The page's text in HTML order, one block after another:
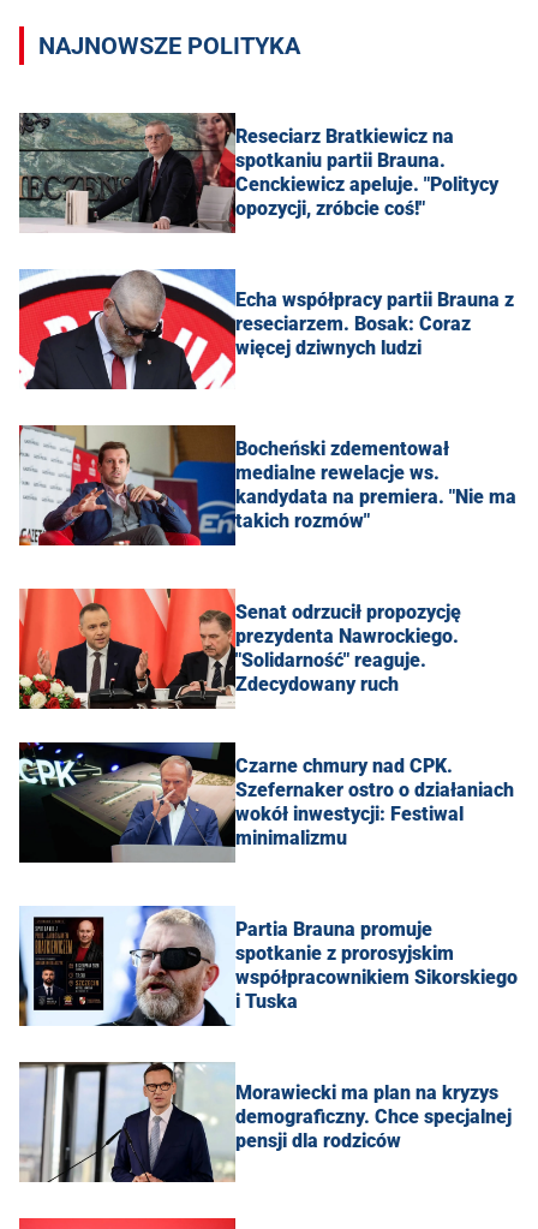
NAJNOWSZE POLITYKA
Reseciarz Bratkiewicz na
spotkaniu partii Brauna.
Cenckiewicz apeluje. "Politycy
opozycji, zróbcie coś!"
Echa współpracy partii Brauna z
reseciarzem. Bosak: Coraz
więcej dziwnych ludzi
Bocheński zdementował
medialne rewelacje ws.
kandydata na premiera. "Nie ma
takich rozmów"
Senat odrzucił propozycję
prezydenta Nawrockiego.
"Solidarność" reaguje.
Zdecydowany ruch
Czarne chmury nad CPK.
Szefernaker ostro o działaniach
wokół inwestycji: Festiwal
minimalizmu
Partia Brauna promuje
spotkanie z prorosyjskim
współpracownikiem Sikorskiego
i Tuska
Morawiecki ma plan na kryzys
demograficzny. Chce specjalnej
pensji dla rodziców